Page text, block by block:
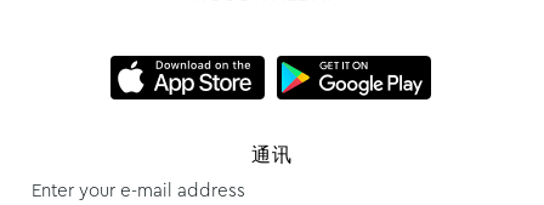
通讯
Enter your e-mail address